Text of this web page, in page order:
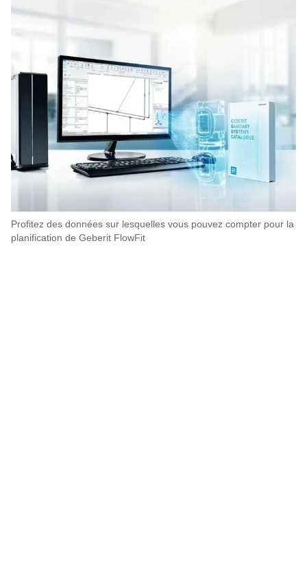
Profitez des données sur lesquelles vous pouvez compter pour la
planification de Geberit FlowFit